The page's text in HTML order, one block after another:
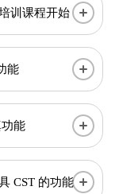
训课程开始
能
能
CST 的功能